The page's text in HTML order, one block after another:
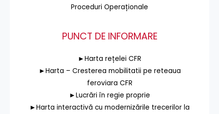
Proceduri Operaționale
PUNCT DE INFORMARE
►Harta rețelei CFR
►Harta – Cresterea mobilitatii pe reteaua
feroviara CFR
►Lucrări în regie proprie
►Harta interactivă cu modernizările trecerilor la